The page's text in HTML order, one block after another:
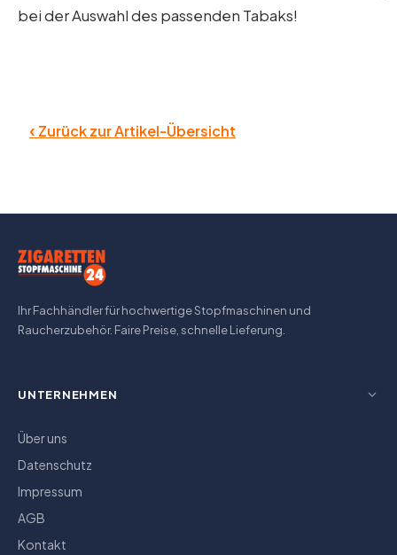
bei der Auswahl des passenden Tabaks!
‹ Zurück zur Artikel-Übersicht
Ihr Fachhändler für hochwertige Stopfmaschinen und
Raucherzubehör. Faire Preise, schnelle Lieferung.
UNTERNEHMEN
Über uns
Datenschutz
Impressum
AGB
Kontakt